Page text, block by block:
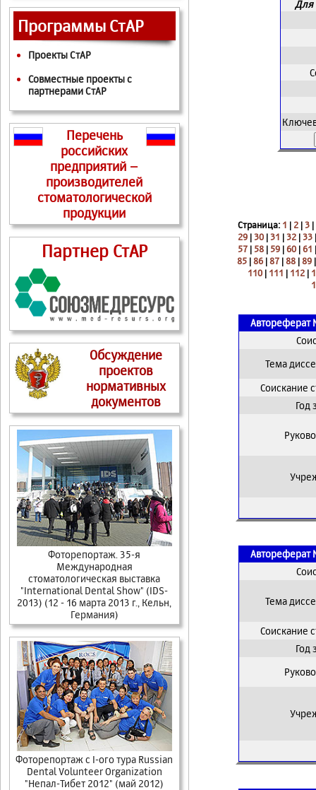
Программы СтАР
Проекты СтАР
Совместные проекты с
партнерами СтАР
Перечень
российских
предприятий –
производителей
стоматологической
продукции
Партнер СтАР
Обсуждение
проектов
нормативных
документов
Фоторепортаж. 35-я
Международная
стоматологическая выставка
"International Dental Show" (IDS-
2013) (12 - 16 марта 2013 г., Кельн,
Германия)
Фоторепортаж с I-ого тура Russian
Dental Volunteer Organization
"Непал-Тибет 2012" (май 2012)
Для
Страница: 1 | 2 |3 |
29 |30 |31 |32 |33
57 | 58 | 59 |60 |61
85 |86 |87 |88 |89
110 | 111 | 112 |
Автореферат
Тема
Соискание
Год
Автореферат
Тема
Соискание
Год